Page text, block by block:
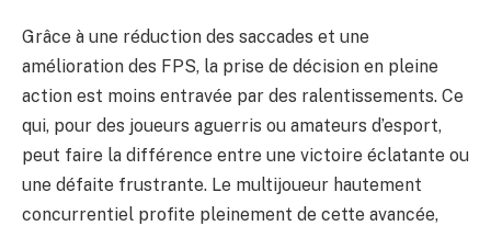
Grâce à une réduction des saccades et une
amélioration des FPS, la prise de décision en pleine
action est moins entravée par des ralentissements. Ce
qui, pour des joueurs aguerris ou amateurs d’esport,
peut faire la différence entre une victoire éclatante ou
une défaite frustrante. Le multijoueur hautement
concurrentiel profite pleinement de cette avancée,